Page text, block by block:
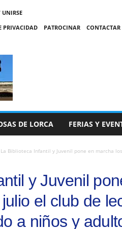
UNIRSE
PRIVACIDAD PATROCINAR CONTACTAR
DE LORCA FERIAS Y
La Biblioteca Infantil y Juvenil pone en marcha
y Juvenil
el club de
a niños y